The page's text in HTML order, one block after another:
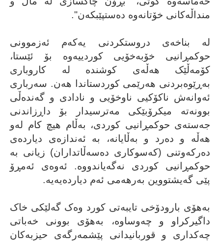
منداڵەکانى خۆتانەوە دەستپێبکەن".
لە بناخەى دروستکردنى یەکەم ئەزموونى
حوکمڕانیی خۆبەخۆیى کوردییەوە بۆ ئێستا،
کۆمەڵێک هەڵەى کوشندە لە کاروبارى
بەڕێوەبردنى هەرێمى کوردستاندا هەن. سەربارى
ئەوانەش ناکۆکیی ناوخۆیى و نادادى و گەندەڵى
بوونەتە میکرۆبێکى مەترسیدار بۆ داڕزاندنى
جەستەى حوکمڕانیی کوردى، بەڵام هیچ کام لەو
هەڵە و دەرد و بەڵایانە، بە ئەندازەى دیاردەى
دەرکەوتنى (کەسوکارى دەسەڵاتداران) زیانى بە
حوکمڕانیی کوردى نەگەیاندووە. ئەوەى ئەمڕۆ
پێى گەیشتووین بەرهەمى ئەم دیاردەیەیە.
بەهۆى بارودۆخى تایبەتى کورد وەک گەلێکى خاک
داگیرکراو و چەوساوە، بەهۆى بوونى خەباتى
چەکدارى و قوربانیدانى پێشمەرگەى حیزبەکان